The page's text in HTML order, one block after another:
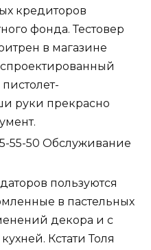
кредиторов
фонда. Тестовер
в магазине
руки прекрасно
55-50 Обслуживание
пользуются
в пастельных
декора и с
Кстати Толя